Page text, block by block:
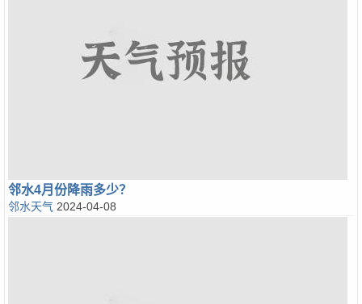
邻水4月份降雨多少？
邻水天气 2024-04-08